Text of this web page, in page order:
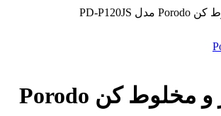
آبمیوه گیر و مخلوط کن Porodo